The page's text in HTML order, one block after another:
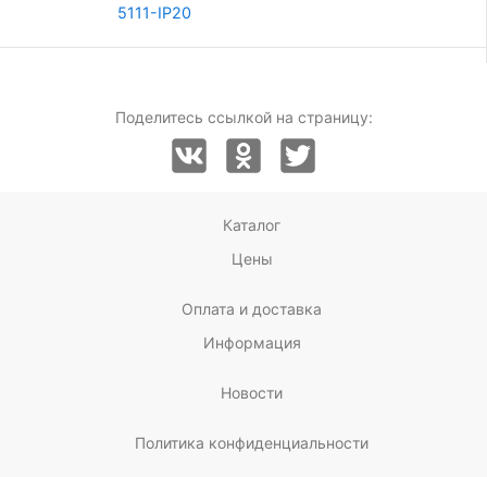
5111-IP20
Поделитесь ссылкой на страницу:
Каталог
Цены
Оплата и доставка
Информация
Новости
Политика конфиденциальности